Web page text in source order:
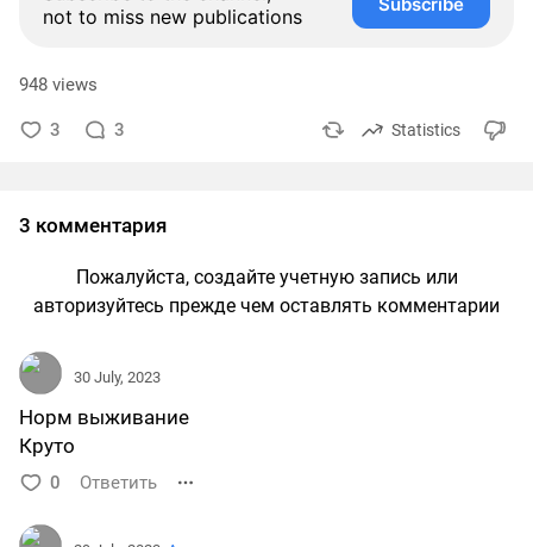
not to miss new publications
948 views
3 3 Statistics
3 комментария
Пожалуйста, создайте учетную запись или
авторизуйтесь прежде чем оставлять комментарии
30 July, 2023
Норм выживание
Круто
0 Ответить